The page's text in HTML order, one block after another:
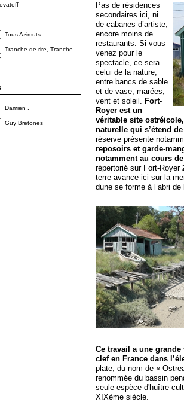
Tous Azimuts
Tranche de rire, Tranche
Damien .
Guy Bretones
Pas de résidences
secondaires ici, ni
de cabanes d’artiste,
encore moins de
restaurants. Si vous
venez pour le
spectacle, ce sera
celui de la nature,
entre bancs de sable
et de vase, marées,
vent et soleil. Fort-
Royer est un
véritable site
naturelle qui s’étend
réserve présente
reposoirs et garde-
notamment au cours
répertorié sur Fort-Royer
terre avance ici sur la
dune se forme à l’abri
Ce travail a une
clef en France dans
plate, du nom de «
renommée du bassin
seule espèce d'huître
XIXème siècle.